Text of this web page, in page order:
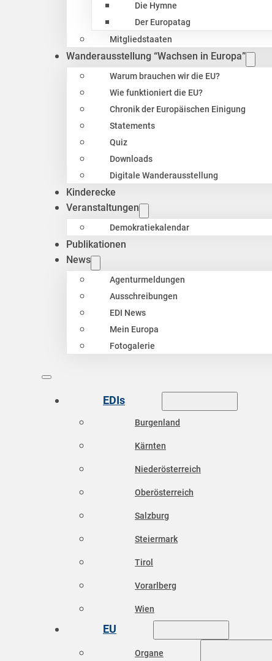
Die Hymne
Der Europatag
Mitgliedstaaten
Wanderausstellung “Wachsen in Europa”
Warum brauchen wir die EU?
Wie funktioniert die EU?
Chronik der Europäischen Einigung
Statements
Quiz
Downloads
Digitale Wanderausstellung
Kinderecke
Veranstaltungen
Demokratiekalendar
Publikationen
News
Agenturmeldungen
Ausschreibungen
EDI News
Mein Europa
Fotogalerie
EDIs
Burgenland
Kärnten
Niederösterreich
Oberösterreich
Salzburg
Steiermark
Tirol
Vorarlberg
Wien
EU
Organe